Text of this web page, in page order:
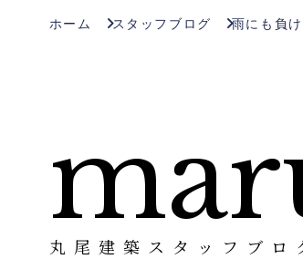
ホーム スタッフブログ 雨にも負
丸尾建築スタッフブロ